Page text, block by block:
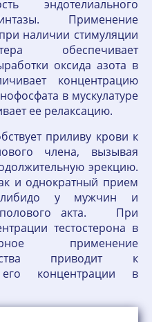
эндотелиального
Применение
наличии стимуляции
обеспечивает
оксида азота в
концентрацию
в мускулатуре
ее релаксацию.
приливу крови к
члена, вызывая
эрекцию.
и однократный прием
либидо у мужчин и
полового акта. При
тестостерона в
применение
приводит к
концентрации в